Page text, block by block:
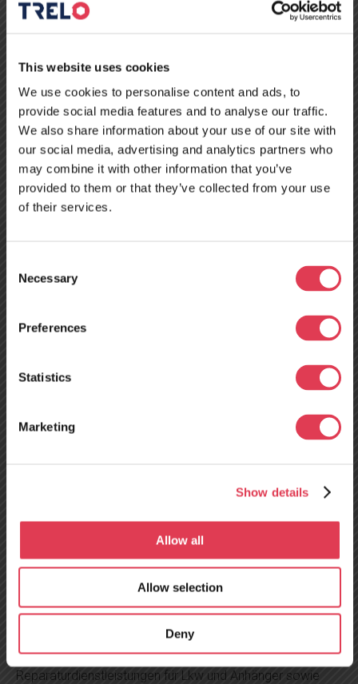
This website uses cookies
We use cookies to personalise content and ads, to
provide social media features and to analyse our traffic.
We also share information about your use of our site with
our social media, advertising and analytics partners who
may combine it with other information that you’ve
provided to them or that they’ve collected from your use
of their services.
Selection
Necessary
Preferences
Statistics
Marketing
Show details
Allow all
Allow selection
Deny
Werkstätten von TRELO in Belgien, Deutschland, Frankreich
und Litauen.
KONTAKT
15 Jahre Erfahrung
Über TRELO
Seit 2010 bietet TRELO seinen Kunden
Reparaturdienstleistungen für Lkw und Anhänger sowie
Servicezentrum in
Tours, Frankreich –
ab dem 10. August